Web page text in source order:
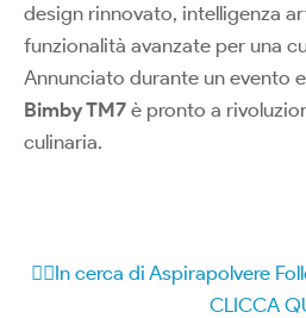
design rinnovato, intelligenza
funzionalità avanzate per una
Annunciato durante un evento
Bimby TM7 è pronto a
culinaria.
🧚‍♂️In cerca di Aspirapolvere
CLICCA